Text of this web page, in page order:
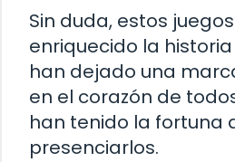
Sin duda, estos
enriquecido la
han dejado una
en el corazón de
han tenido la fortuna
presenciarlos.